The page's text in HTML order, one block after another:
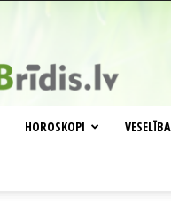
HOROSKOPI VESELĪBA